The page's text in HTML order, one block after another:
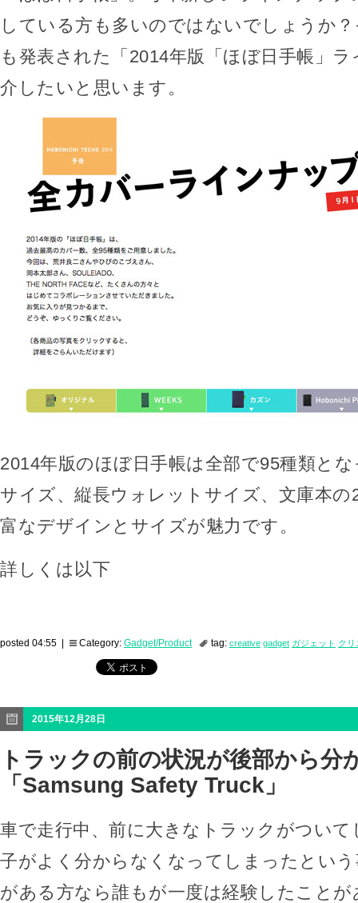
している方も多いのではないでしょうか
も発表された「2014年版「ほぼ日手帳」
介したいと思います。
2014年版のほぼ日手帳は全部で95種類と
サイズ、縦長ウォレットサイズ、文庫本の
富なデザインとサイズが魅力です。
詳しくは以下
posted 04:55 | Category: Gadget/Product tag: creative gadget ガジェット クリ
2015年12月28日
トラックの前の状況が後部から分
「Samsung Safety Truck」
車で走行中、前に大きなトラックがついて
子がよく分からなくなってしまったとい
がある方なら誰もが一度は経験したこと